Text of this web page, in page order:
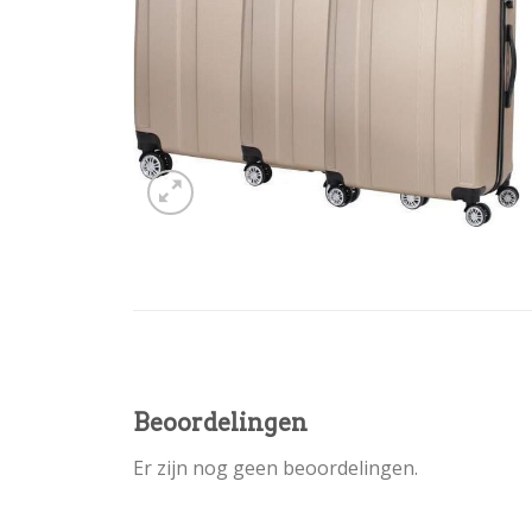
Beoordelingen
Er zijn nog geen beoordelingen.